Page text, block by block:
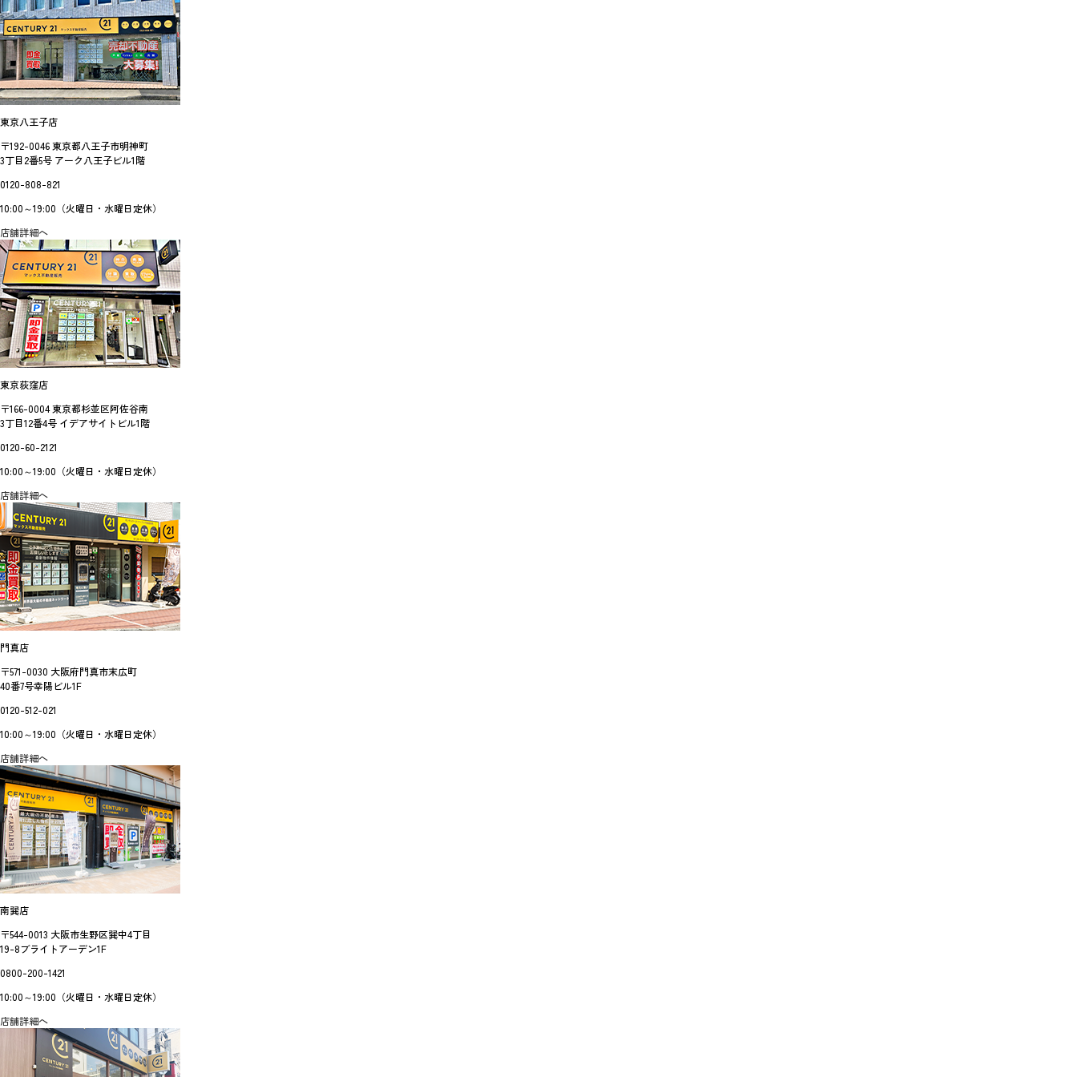
東京八王子店
〒192-0046 東京都八王子市明神町
3丁目2番5号 アーク八王子ビル1階
0120-808-821
10:00～19:00（火曜日・水曜日定休）
店舗詳細へ
東京荻窪店
〒166-0004 東京都杉並区阿佐谷南
3丁目12番4号 イデアサイトビル1階
0120-60-2121
10:00～19:00（火曜日・水曜日定休）
店舗詳細へ
門真店
〒571-0030 大阪府門真市末広町
40番7号幸陽ビル1F
0120-512-021
10:00～19:00（火曜日・水曜日定休）
店舗詳細へ
南巽店
〒544-0013 大阪市生野区巽中4丁目
19-8ブライトアーデン1F
0800-200-1421
10:00～19:00（火曜日・水曜日定休）
店舗詳細へ